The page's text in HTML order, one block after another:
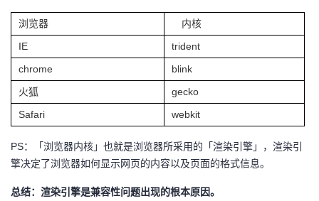
证
实
的
藏
浏览器
内核
IE
trident
chrome
blink
火狐
gecko
Safari
webkit
PS：「浏览器内核」也就是浏览器所采用的「渲染引擎」，渲染引
擎决定了浏览器如何显示网页的内容以及页面的格式信息。
总结：渲染引擎是兼容性问题出现的根本原因。